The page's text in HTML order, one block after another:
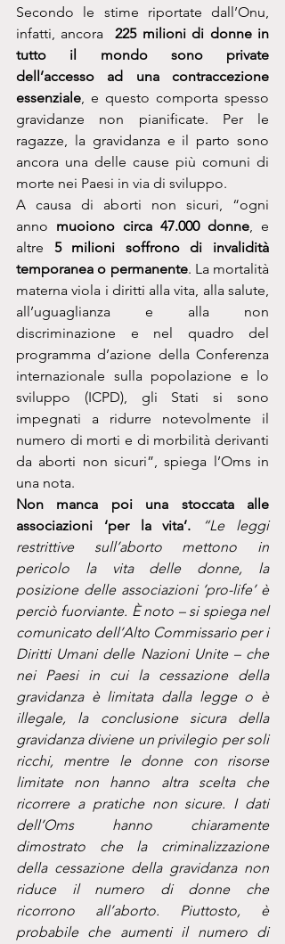
Secondo le stime riportate dall’Onu,
infatti, ancora 225 milioni di donne in
tutto il mondo sono private
dell’accesso ad una contraccezione
essenziale, e questo comporta spesso
gravidanze non pianificate. Per le
ragazze, la gravidanza e il parto sono
ancora una delle cause più comuni di
morte nei Paesi in via di sviluppo.
A causa di aborti non sicuri, “ogni
anno muoiono circa 47.000 donne, e
altre 5 milioni soffrono di invalidità
temporanea o permanente. La mortalità
materna viola i diritti alla vita, alla salute,
all’uguaglianza e alla non
discriminazione e nel quadro del
programma d’azione della Conferenza
internazionale sulla popolazione e lo
sviluppo (ICPD), gli Stati si sono
impegnati a ridurre notevolmente il
numero di morti e di morbilità derivanti
da aborti non sicuri”, spiega l’Oms in
una nota.
Non manca poi una stoccata alle
associazioni ‘per la vita’.
“Le leggi
restrittive sull’aborto mettono in
pericolo la vita delle donne, la
posizione delle associazioni ‘pro-life’ è
perciò fuorviante. È noto – si spiega nel
comunicato dell’Alto Commissario per i
Diritti Umani delle Nazioni Unite – che
nei Paesi in cui la cessazione della
gravidanza è limitata dalla legge o è
illegale, la conclusione sicura della
gravidanza diviene un privilegio per soli
ricchi, mentre le donne con risorse
limitate non hanno altra scelta che
ricorrere a pratiche non sicure. I dati
dell’Oms hanno chiaramente
dimostrato che la criminalizzazione
della cessazione della gravidanza non
riduce il numero di donne che
ricorrono all’aborto. Piuttosto, è
probabile che aumenti il ​​numero di